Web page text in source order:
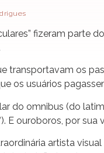
fizeram parte
transportavam os
os usuários
do omnibus (do
E ouroboros, por
artista